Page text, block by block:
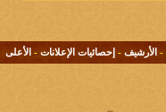
- الأرشيف - إحصائيات الإعلانات - الأعلى